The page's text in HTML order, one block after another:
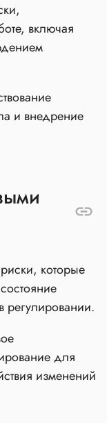
включая
и внедрение
которые
регулировании.
для
изменений